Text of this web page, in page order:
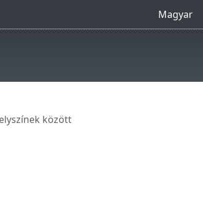
Magyar
között